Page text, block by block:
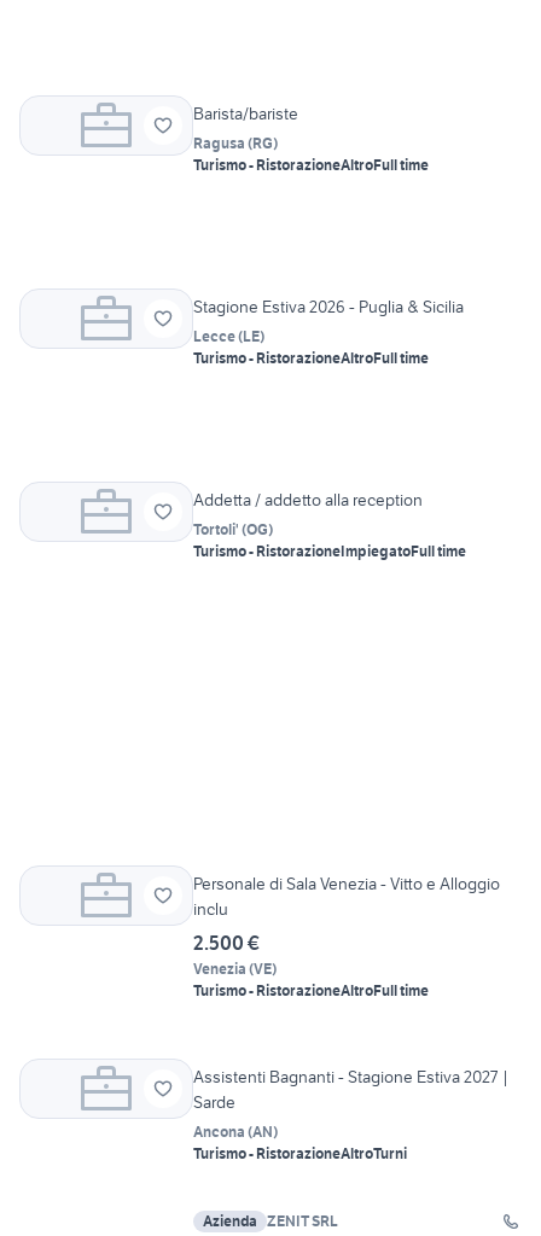
Barista/bariste
Ragusa (RG)
Turismo - RistorazioneAltroFull time
Stagione Estiva 2026 - Puglia & Sicilia
Lecce(LE)
Turismo - RistorazioneAltroFull time
Addetta / addetto alla reception
Tortoli' (OG)
Turismo - RistorazioneImpiegatoFull time
Personale di Sala Venezia - Vitto e Alloggio
inclu
2.500 €
Venezia (VE)
Turismo - RistorazioneAltroFull time
Assistenti Bagnanti - Stagione Estiva 2027 |
Sarde
Ancona (AN)
Turismo - RistorazioneAltroTurni
Azienda ZENIT SRL